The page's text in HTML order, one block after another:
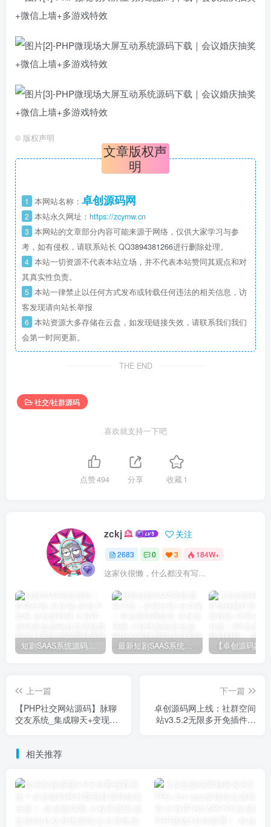
© 版权声明
文章版权声
明
1 本网站名称： 卓创源码网
2 本站永久网址： https://zcymw.cn
3 本网站的文章部分内容可能来源于网络，仅供大家学习与参
考，如有侵权，请联系站长 QQ3894381266进行删除处理。
4 本站一切资源不代表本站立场，并不代表本站赞同其观点和对
其真实性负责。
5 本站一律禁止以任何方式发布或转载任何违法的相关信息，访
客发现请向站长举报
6 本站资源大多存储在云盘，如发现链接失效，请联系我们我们
会第一时间更新。
THE END
社交/社群源码
喜欢就支持一下吧
点赞494 分享 收藏 1
zckj 关注
2683 0 3 184W+
这家伙很懒，什么都没有写...
短剧SAAS系统源码｜多端分销+云存储+多租户架构 最新短剧SAAS系统源码下载｜多端分销+云存储｜卓创源码网提供
上一篇
【PHP社交网站源码】脉聊
交友系统_集成聊天+变现
下一篇
卓创源码网上线：社群空间
站v3.5.2无限多开免插件版
相关推荐